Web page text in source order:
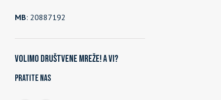
MB: 20887192
Volimo društvene mreže! A vi?
Pratite nas